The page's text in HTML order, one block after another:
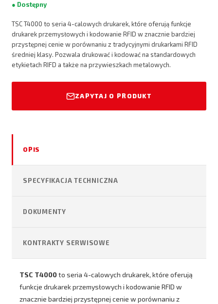
● Dostępny
TSC T4000 to seria 4-calowych drukarek, które oferują funkcje
drukarek przemysłowych i kodowanie RFID w znacznie bardziej
przystępnej cenie w porównaniu z tradycyjnymi drukarkami RFID
średniej klasy. Pozwala drukować i kodować na standardowych
etykietach RIFD a także na przywieszkach metalowych.
ZAPYTAJ O PRODUKT
OPIS
SPECYFIKACJA TECHNICZNA
DOKUMENTY
KONTRAKTY SERWISOWE
TSC T4000to seria 4-calowych drukarek, które oferują
funkcje drukarek przemysłowych i kodowanie RFID w
znacznie bardziej przystępnej cenie w porównaniu z